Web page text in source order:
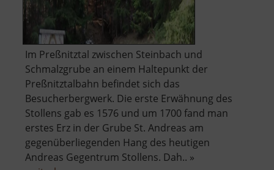
Im Preßnitztal zwischen Steinbach und
Schmalzgrube an einem Haltepunkt der
Preßnitztalbahn befindet sich das
Besucherbergwerk. Die erste Erwähnung des
Stollens gab es 1576 und um 1700 fand man
erstes Erz in der Grube St. Andreas am
gegenüberliegenden Hang des heutigen
Andreas Gegentrum Stollens. Dah.. »